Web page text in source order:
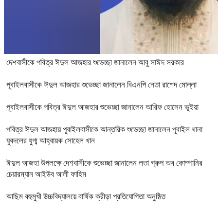
দেশবাসীকে পবিত্র ঈদুল আজহার শুভেচ্ছা জানালেন আবু সাঈদ সরকার
পূবাইলবাসীকে ঈদুল আজহার শুভেচ্ছা জানালেন বিএনপি নেতা রাশেদ মোল্লা
পূবাইলবাসীকে পবিত্র ঈদুল আজহার শুভেচ্ছা জানালেন আরিফ হোসেন ভূইয়া
পবিত্র ঈদুল আজহায় পূবাইলবাসীকে আন্তরিক শুভেচ্ছা জানালেন পূবাইল থানা
যুবদলের যুগ্ম আহ্বায়ক সোহেল খান
ঈদুল আজহা উপলক্ষে দেশবাসীকে শুভেচ্ছা জানালেন লতা গ্রুপ অব কোম্পানির
চেয়ারম্যান আইউব আলী ফাহিম
আছিম বহুমুখী উচ্চবিদ্যালয়ে বার্ষিক ক্রীড়া প্রতিযোগিতা অনুষ্ঠিত